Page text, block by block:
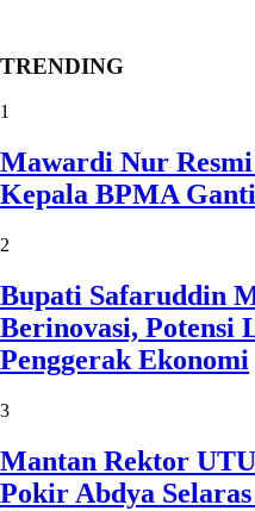
TRENDING
1
Mawardi Nur
Kepala BPMA
2
Bupati Safaruddin
Berinovasi, Potensi
Penggerak Ekonomi
3
Mantan Rektor
Pokir Abdya